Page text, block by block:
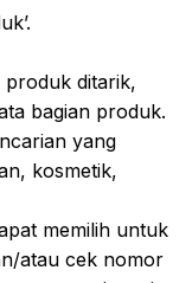
produk ditarik,
bagian produk.
yang
kosmetik,
memilih untuk
atau cek nomor